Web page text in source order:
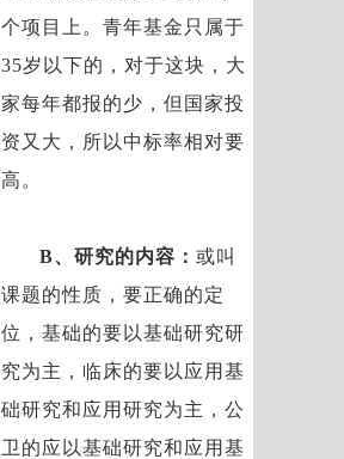
个项目上。青年基金只属于
35岁以下的，对于这块，大
家每年都报的少，但国家投
资又大，所以中标率相对要
高。
B、研究的内容：或叫
课题的性质，要正确的定
位，基础的要以基础研究研
究为主，临床的要以应用基
础研究和应用研究为主，公
卫的应以基础研究和应用基